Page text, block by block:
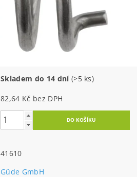
Skladem do 14 dní (>5 ks)
82,64 Kč bez DPH
41610
Güde GmbH